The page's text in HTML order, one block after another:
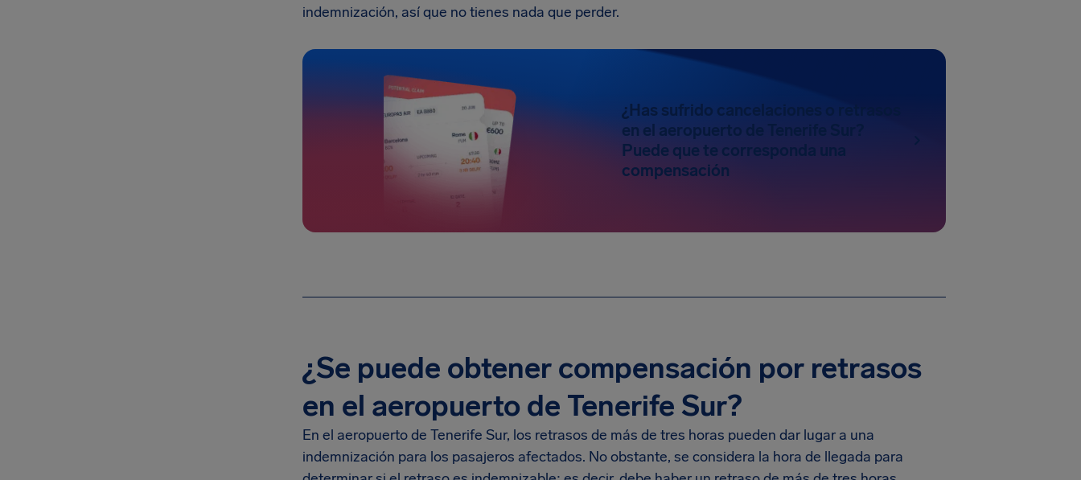
indemnización, así que no tienes nada que perder.
¿Has sufrido cancelaciones o retrasos
en el aeropuerto de Tenerife Sur?
Puede que te corresponda una
compensación
¿Se puede obtener compensación por retrasos
en el aeropuerto de Tenerife Sur?
En el aeropuerto de Tenerife Sur, los retrasos de más de tres horas pueden dar lugar a una
indemnización para los pasajeros afectados. No obstante, se considera la hora de llegada para